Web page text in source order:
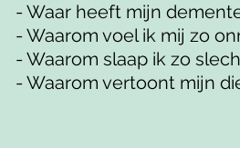
- Waar heeft mijn
- Waarom voel ik mij zo
- Waarom slaap ik zo
- Waarom vertoont mijn